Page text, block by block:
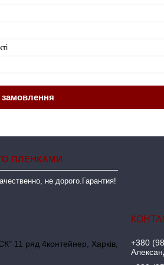
ПЛЕНКАМИ
не дорого.Гарантия!
11 ряд 4контейнер, Харків,
+380